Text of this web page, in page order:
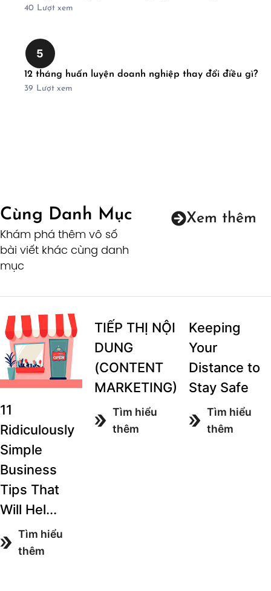
40 Lượt xem
5
12 tháng huấn luyện doanh nghiệp thay đổi điều gì?
39 Lượt xem
Cùng Danh Mục
Khám phá thêm vô số
bài viết khác cùng danh
mục
Xem thêm
11
Ridiculously
Simple
Business
Tips That
Will Hel...
Tìm hiểu
thêm
TIẾP THỊ NỘI
DUNG
(CONTENT
MARKETING)
Tìm hiểu
thêm
Keeping
Your
Distance to
Stay Safe
Tìm hiểu
thêm